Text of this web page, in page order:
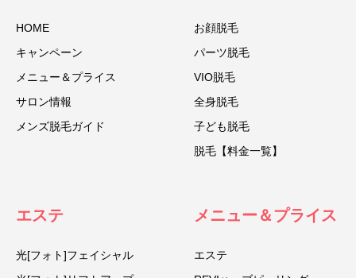
HOME
キャンペーン
メニュー＆プライス
サロン情報
メンズ脱毛ガイド
お顔脱毛
パーツ脱毛
VIO脱毛
全身脱毛
子ども脱毛
脱毛【料金一覧】
エステ
光[フォト]フェイシャル
メニュー＆プライス
エステ